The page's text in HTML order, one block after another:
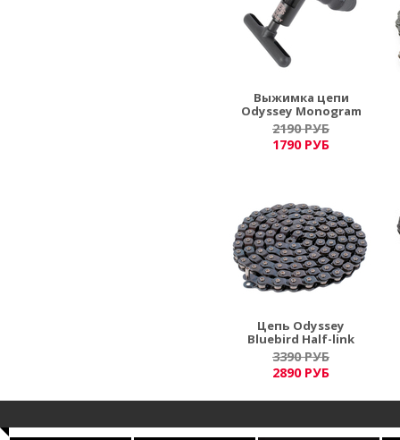
Выжимка цепи
Odyssey Monogram
V2
2190 РУБ
1790 РУБ
Цепь Odyssey
Bluebird Half-link
3390 РУБ
2890 РУБ